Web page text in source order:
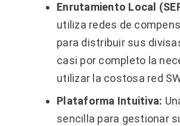
Enrutamiento Local
utiliza redes de
para distribuir sus
casi por completo la
utilizar la costosa red
Plataforma Intuitiva:
sencilla para gestionar